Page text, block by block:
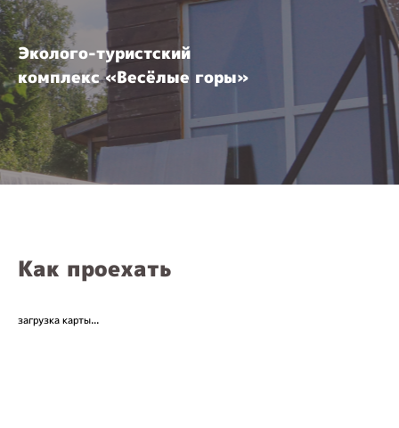
Эколого-туристский
комплекс «Весёлые горы»
Как проехать
загрузка карты...